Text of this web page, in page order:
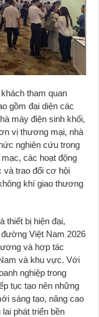
tham quan
gồm đại diện các
máy điện sinh khối,
vị thương mại, nhà
nghiên cứu trong
các hoạt động
và trao đổi cơ hội
khí giao thương
thiết bị hiện đại,
Việt Nam 2026
và hợp tác
và khu vực. Với
nghiệp trong
tục tạo nên những
sáng tạo, nâng cao
phát triển bền